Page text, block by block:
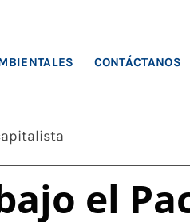
CONTÁCTANOS
el